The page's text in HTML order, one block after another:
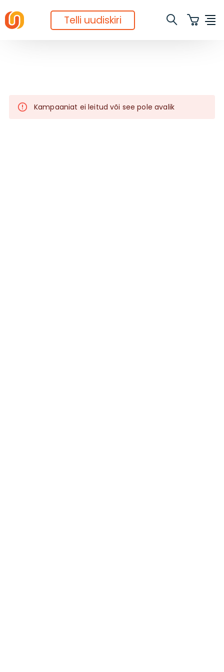
Telli uudiskiri
Kampaaniat ei leitud või see pole avalik